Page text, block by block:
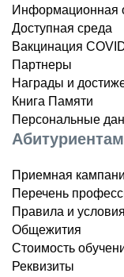
Информационная
Доступная среда
Вакцинация
Партнеры
Награды и
Книга Памяти
Персональные
Абитуриентам
Приемная
Перечень
Правила и
Общежития
Стоимость
Реквизиты